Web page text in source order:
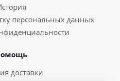
персональных данных
доставки